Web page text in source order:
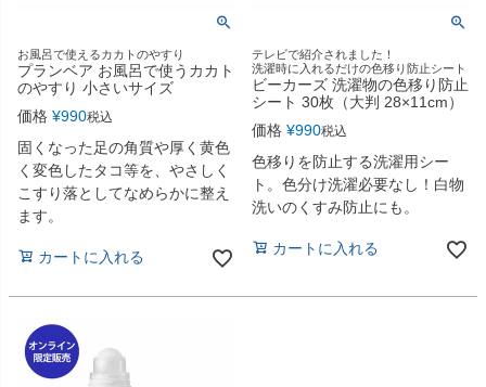
お風呂で使えるカカトのやすり
プランベア お風呂で使うカカト
のやすり 小さいサイズ
価格 ¥990税込
固くなった足の角質や厚く黄色
く変色したタコ等を、やさしく
こすり落としてなめらかに整え
ます。
カートに入れる
テレビで紹介されました！
洗濯時に入れるだけの色移り防止シート
ビーカーズ 洗濯物の色移り防止
シート 30枚（大判 28×11cm）
価格 ¥990税込
色移りを防止する洗濯用シー
ト。色分け洗濯必要なし！白物
洗いのくすみ防止にも。
カートに入れる